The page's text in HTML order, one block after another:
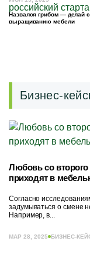
Назвался грибом — делай
выращиванию мебели
Бизнес-
Любовь со второго
приходят в
Согласно
задумываться о смене
Например, в...
МАР 28, 2025 БИЗНЕС-